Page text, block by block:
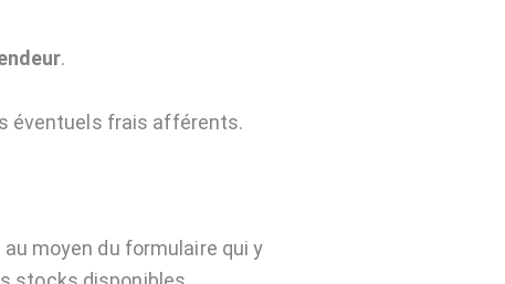
.
éventuels frais afférents.
au moyen du formulaire qui y